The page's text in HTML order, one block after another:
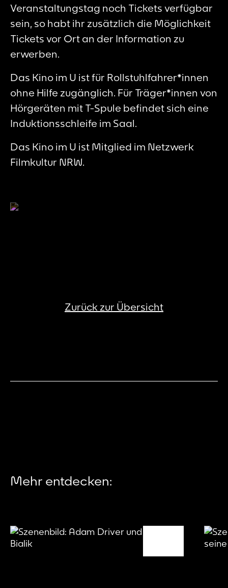
Veranstaltungstag noch Tickets verfügbar
sein, so habt ihr zusätzlich die Möglichkeit
Tickets vor Ort an der Information zu
erwerben.
Das Kino im U ist für Rollstuhlfahrer*innen
ohne Hilfe zugänglich. Für Träger*innen von
Hörgeräten mit T-Spule befindet sich eine
Induktionsschleife im Saal.
Das Kino im U ist Mitglied im Netzwerk
Filmkultur NRW.
Zurück zur Übersicht
Mehr entdecken: